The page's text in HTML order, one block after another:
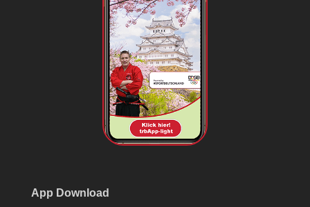
App Download